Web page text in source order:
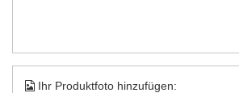
Ihr Produktfoto hinzufügen: